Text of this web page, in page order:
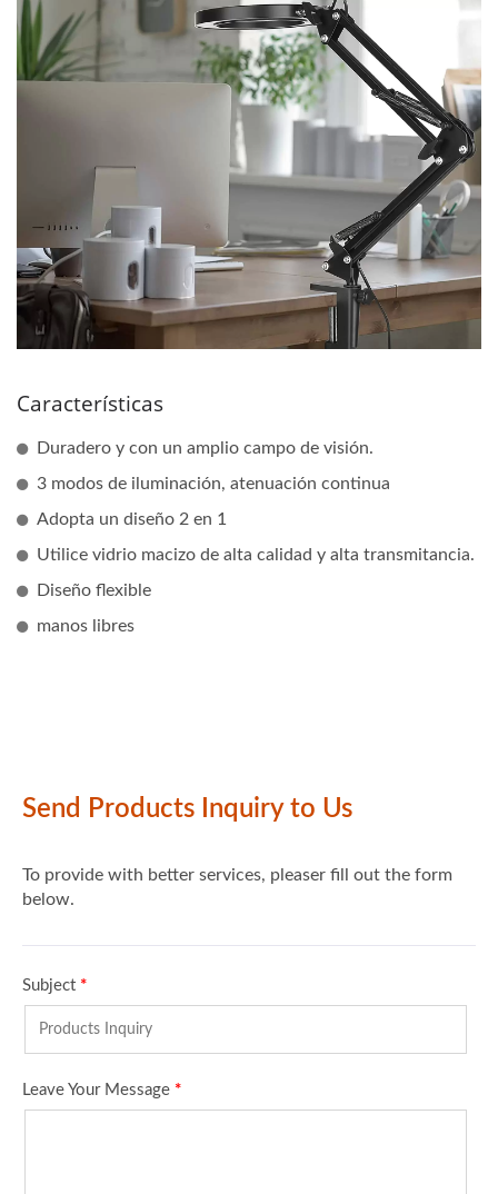
Características
Duradero y con un amplio campo de visión.
3 modos de iluminación, atenuación continua
Adopta un diseño 2 en 1
Utilice vidrio macizo de alta calidad y alta transmitancia.
Diseño flexible
manos libres